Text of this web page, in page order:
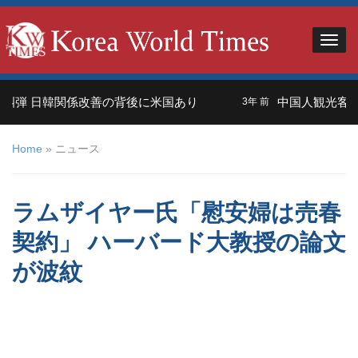
韓関係改善の背後に米国あり 中国人観光客＝外交
Home » ニュース
ラムザイヤー氏「慰安婦は売春
契約」 ハーバード大教授の論文
が波紋